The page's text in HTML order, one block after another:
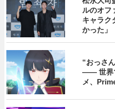
ルのオフ
キャラク
かった」
“おっさ
―― 世界
メ、